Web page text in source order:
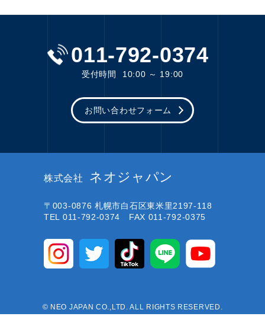
011-792-0374
受付時間 10:00 ～ 19:00
お問い合わせフォーム
株式会社 ネオジャパン
〒003-0876 札幌市白石区東米里2197-118
TEL 011-792-0374 FAX 011-792-0375
© NEO JAPAN CO.,LTD. ALL RIGHTS RESERVED.